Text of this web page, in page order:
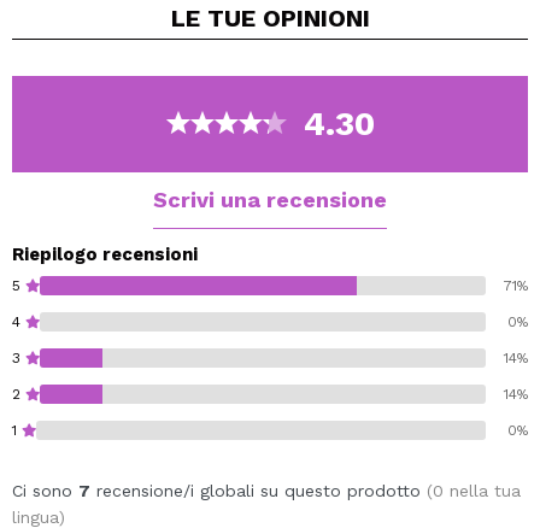
senza lasciare la pelle secca o tesa.
visibilmente più pura, liscia ed elastica.
Adatto a tutti i tipi di pelle e per l'uso quotidiano.
Ideale da abbinare al detergente allo squalano Revox
quando necessario.
Cruelty free.
Vegan.
LE TUE OPINIONI
4.30
Scrivi una recensione
Riepilogo recensioni
5 71%
4 0%
3 14%
2 14%
1 0%
Ci sono 7 recensione/i globali su questo prodotto (0 nella tua
lingua)